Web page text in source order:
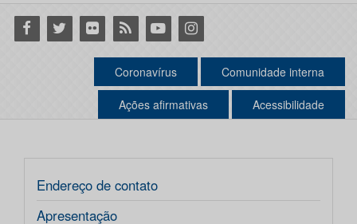
Facebook
Twitter Flickr RSS YoutubeInstagram
Coronavírus Comunidade interna
Ações afirmativas Acessibilidade
Endereço de contato
Apresentação